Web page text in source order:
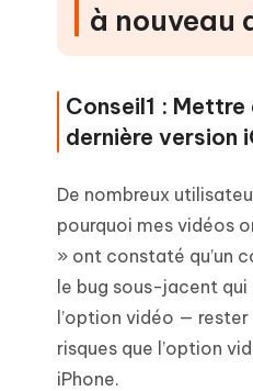
à nouveau
Conseil1 :
dernière version
De nombreux
pourquoi mes vidéos
» ont constaté qu’un
le bug sous-jacent
l’option vidéo —
risques que l’option
iPhone.